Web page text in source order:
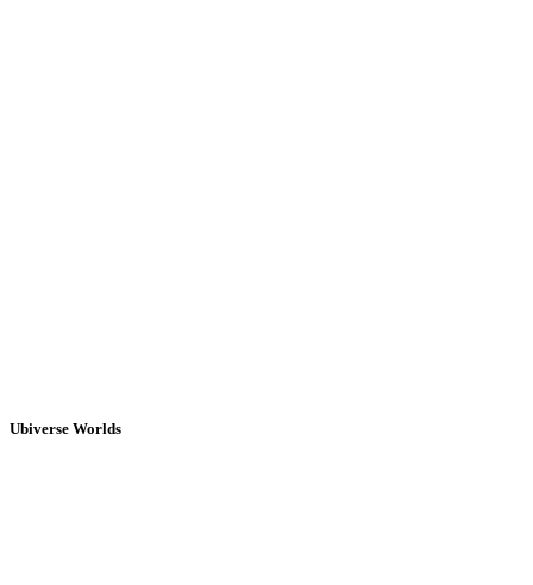
Ubiverse Worlds